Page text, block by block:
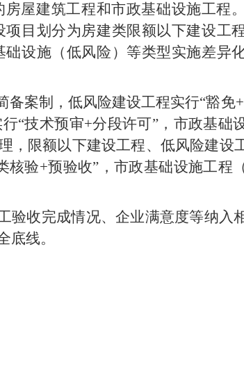
屋建筑工程和市政基础设施工程
目划分为房建类限额以下建设工
设施（低风险）等类型实施差异
案制，低风险建设工程实行“豁免
“技术预审+分段许可”，市政基础
限额以下建设工程、低风险建设
验+预验收”，市政基础设施工程
验收完成情况、企业满意度等纳入
底线。